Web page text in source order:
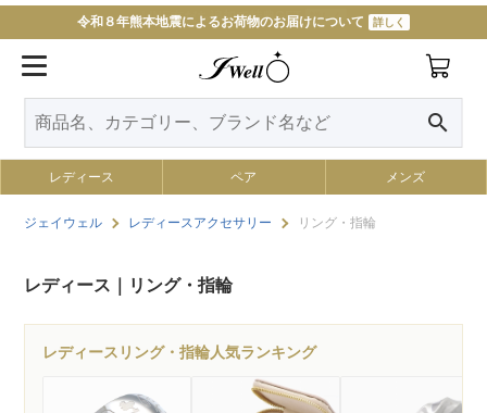
令和８年熊本地震によるお荷物のお届けについて 詳しく
search
レディース ペア メンズ
ジェイウェル レディースアクセサリー リング・指輪
レディース｜リング・指輪
レディースリング・指輪人気ランキング